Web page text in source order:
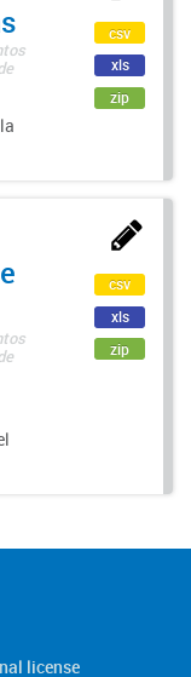
csv
xls
zip
csv
xls
zip
license